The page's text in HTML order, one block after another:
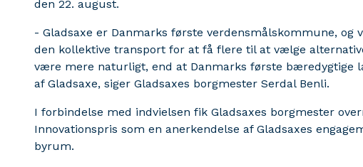
den 22. august.
- Gladsaxe er Danmarks første verdensmålskommune, og
den kollektive transport for at få flere til at vælge
være mere naturligt, end at Danmarks første bæredygtige
af Gladsaxe, siger Gladsaxes borgmester Serdal Benli.
I forbindelse med indvielsen fik Gladsaxes borgmester
Innovationspris som en anerkendelse af Gladsaxes
byrum.